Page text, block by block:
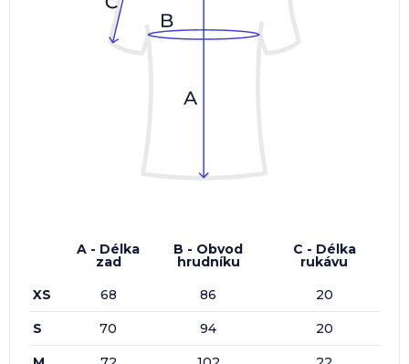
A - Délka
zad
B - Obvod
hrudníku
C - Délka
rukávu
XS
68 86 20
S 70 94 20